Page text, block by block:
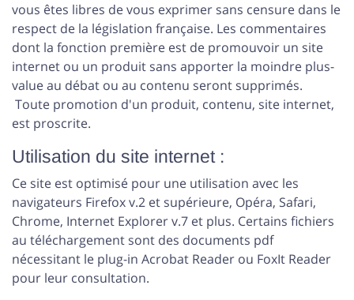
vous êtes libres de vous exprimer sans censure dans le
respect de la législation française. Les commentaires
dont la fonction première est de promouvoir un site
internet ou un produit sans apporter la moindre plus-
value au débat ou au contenu seront supprimés.
Toute promotion d'un produit, contenu, site internet,
est proscrite.
Utilisation du site internet :
Ce site est optimisé pour une utilisation avec les
navigateurs Firefox v.2 et supérieure, Opéra, Safari,
Chrome, Internet Explorer v.7 et plus. Certains fichiers
au téléchargement sont des documents pdf
nécessitant le plug-in Acrobat Reader ou FoxIt Reader
pour leur consultation.